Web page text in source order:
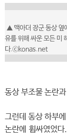
▲ 맥아더 장군 동상 옆
유를 위해 싸운 모든 미
다.ⓒkonas.net
동상 부조물 논란과
그런데 동상 하부
논란에 휩싸였었